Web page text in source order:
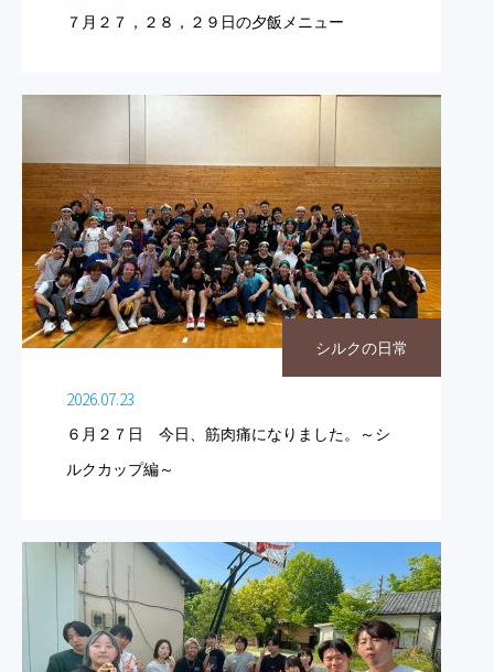
７月２７，２８，２９日の夕飯メニュー
シルクの日常
2026.07.23
６月２７日 今日、筋肉痛になりました。～シ
ルクカップ編～